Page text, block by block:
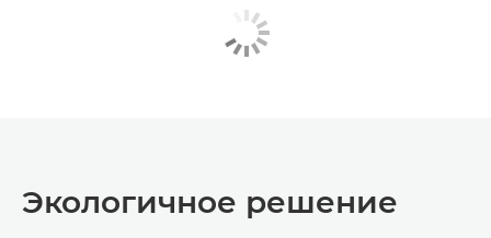
Экологичное решение